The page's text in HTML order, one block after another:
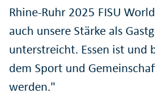
Rhine-Ruhr 2025 FISU
auch unsere Stärke als
unterstreicht. Essen ist und
dem Sport und
werden."